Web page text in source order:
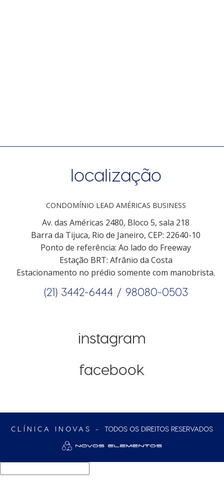
localização
CONDOMÍNIO LEAD AMÉRICAS BUSINESS
Av. das Américas 2480, Bloco 5, sala 218
Barra da Tijuca, Rio de Janeiro, CEP: 22640-10
Ponto de referência: Ao lado do Freeway
Estação BRT: Afrânio da Costa
Estacionamento no prédio somente com manobrista.
(21) 3442-6444 / 98080-0503
instagram
facebook
CLÍNICA INOVAS - TODOS OS DIREITOS RESERVADOS